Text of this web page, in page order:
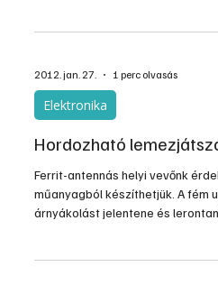
2012. jan. 27. 1 perc olvasás
Elektronika
Hordozható
Ferrit-antennás helyi vevőnk
műanyagból készíthetjük. A fém
árnyákolást jelentene és